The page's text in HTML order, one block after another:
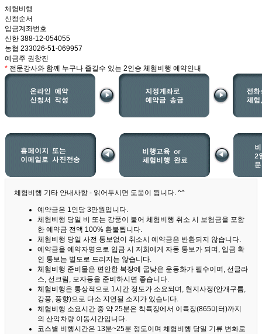
체험비행
신청순서
입금계좌번호
신한 388-12-054055
농협 233026-51-069957
예금주 권창진
* 전문강사와 함께 누구나 즐길수 있는 2인승 체험비행 예약안내
체험비행 기타 안내사항 - 읽어두시면 도움이 됩니다. ^^
예약금은 1인당 3만원입니다.
체험비행 당일 비 또는 강풍이 불어 체험비행 취소 시 보험금을 포함
한 예약금 전액 100% 환불됩니다.
체험비행 당일 사전 통보없이 취소시 예약금은 반환되지 않습니다.
예약금을 예약자명으로 입금 시 저희에게 자동 통보가 되며, 입금 확
인 통보는 별도로 드리지는 않습니다.
체험비행 준비물은 편안한 복장에 굽낮은 운동화가 필수이며, 선글라
스, 선크림, 모자등을 준비하시면 좋습니다.
체험비행은 통상적으로 1시간 정도가 소요되며, 현지사정(안개구름,
강풍, 풍향)으로 다소 지연될 소지가 있습니다.
체험비행 소요시간 중 약 25분은 착륙장에서 이륙장(865미터)까지
의 산악차량 이동시간입니다.
코스별 비행시간은 13분~25분 정도이며 체험비행 당일 기류 변화로